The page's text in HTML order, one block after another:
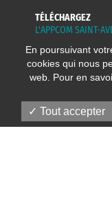
TÉLÉCHARGEZ
L'APPCOM SAINT-
En poursuivant
cookies qui nous
web. Pour en
Tout accepter